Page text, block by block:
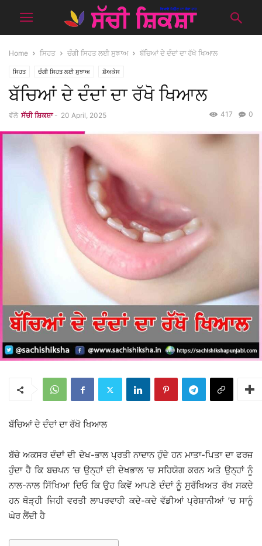
Home ਸਿਹਤ ਚੰਗੀ ਸਿਹਤ ਲਈ ਸੁਝਾਅ ਬੱਚਿਆਂ ਦੇ ਦੰਦਾਂ ਦਾ ਰੱਖੋ ਖਿਆਲ
ਸਿਹਤ ਚੰਗੀ ਸਿਹਤ ਲਈ ਸੁਝਾਅ ਸ਼ੋਅਕੇਸ
ਬੱਚਿਆਂ ਦੇ ਦੰਦਾਂ ਦਾ ਰੱਖੋ ਖਿਆਲ
ਵੱਲੋ ਸੱਚੀ ਸ਼ਿਕਸ਼ਾ - 20 April, 2025 0
417
ਬੱਚਿਆਂ ਦੇ ਦੰਦਾਂ ਦਾ ਰੱਖੋ ਖਿਆਲ
ਬੱਚੇ ਅਕਸਰ ਦੰਦਾਂ ਦੀ ਦੇਖ-ਭਾਲ ਪ੍ਰਤੀ ਨਾਦਾਨ ਹੁੰਦੇ ਹਨ ਮਾਤਾ-ਪਿਤਾ ਦਾ ਫਰਜ਼
ਹੁੰਦਾ ਹੈ ਕਿ ਬਚਪਨ ’ਚ ਉਨ੍ਹਾਂ ਦੀ ਦੇਖਭਾਲ ’ਚ ਸਹਿਯੋਗ ਕਰਨ ਅਤੇ ਉਨ੍ਹਾਂ ਨੂੰ
ਨਾਲ-ਨਾਲ ਸਿੱਖਿਆ ਦਿਓ ਕਿ ਉਹ ਕਿਵੇਂ ਆਪਣੇ ਦੰਦਾਂ ਨੂੰ ਸੁਰੱਖਿਅਤ ਰੱਖ ਸਕਦੇ
ਹਨ ਥੋੜ੍ਹੀ ਜਿਹੀ ਵਰਤੀ ਲਾਪਰਵਾਹੀ ਕਦੇ-ਕਦੇ ਵੱਡੀਆਂ ਪ੍ਰੇਸ਼ਾਨੀਆਂ ’ਚ ਸਾਨੂੰ
ਘੇਰ ਲੈਂਦੀ ਹੈ